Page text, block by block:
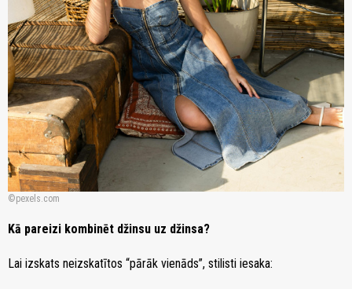
pexels.com
Kā pareizi kombinēt džinsu uz džinsa?
Lai izskats neizskatītos “pārāk vienāds”, stilisti iesaka: